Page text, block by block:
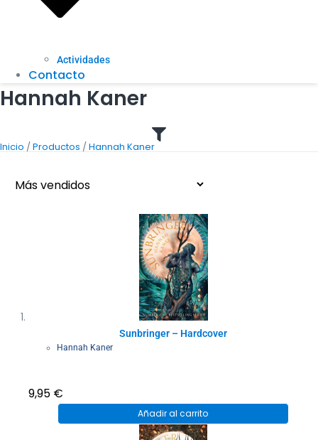
Actividades
Contacto
Hannah Kaner
Inicio /Productos /Hannah Kaner
Sunbringer – Hardcover
Hannah Kaner
9,95 €
Añadir al carrito